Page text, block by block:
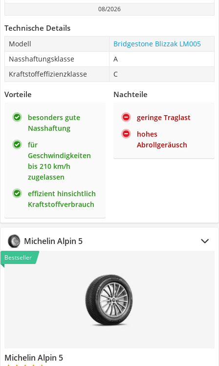
08/2026
Technische Details
Modell
Bridgestone Blizzak LM005
Nasshaftungsklasse
A
Kraftstoffeffizienzklasse
C
Vorteile
besonders gute
Nasshaftung
für
Geschwindigkeiten
bis 210 km/h
zugelassen
effizient hinsichtlich
Kraftstoffverbrauch
Nachteile
geringe Traglast
hohes
Abrollgeräusch
Michelin Alpin 5
Bestseller
Michelin Alpin 5